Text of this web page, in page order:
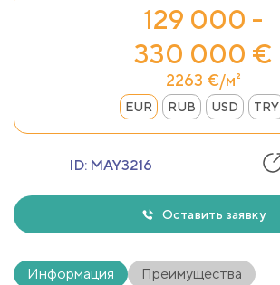
129 000 -
330 000 €
2263 €/м²
EUR RUB USD TRY
ID: MAY3216
Оставить заявку
Информация
Преимущества